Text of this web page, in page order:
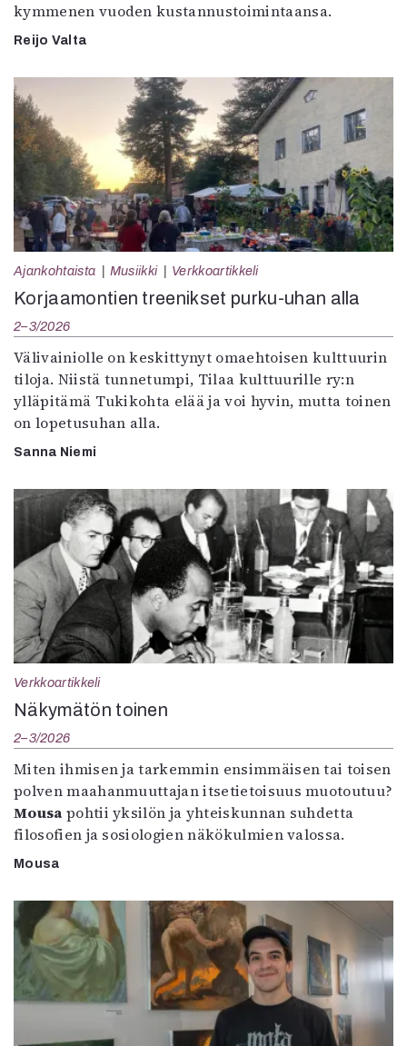
kymmenen vuoden kustannustoimintaansa.
Reijo Valta
Ajankohtaista Musiikki Verkkoartikkeli
Korjaamontien treenikset purku-uhan alla
2–3/2026
Välivainiolle on keskittynyt omaehtoisen kulttuurin
tiloja. Niistä tunnetumpi, Tilaa kulttuurille ry:n
ylläpitämä Tukikohta elää ja voi hyvin, mutta toinen
on lopetusuhan alla.
Sanna Niemi
Verkkoartikkeli
Näkymätön toinen
2–3/2026
Miten ihmisen ja tarkemmin ensimmäisen tai toisen
polven maahanmuuttajan itsetietoisuus muotoutuu?
Mousa pohtii yksilön ja yhteiskunnan suhdetta
filosofien ja sosiologien näkökulmien valossa.
Mousa